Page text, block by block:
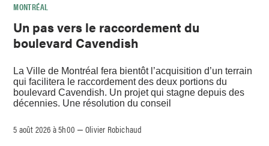
MONTRÉAL
Un pas vers le raccordement du
boulevard Cavendish
La Ville de Montréal fera bientôt l’acquisition d’un terrain
qui facilitera le raccordement des deux portions du
boulevard Cavendish. Un projet qui stagne depuis des
décennies. Une résolution du conseil
5 août 2026 à 5h00 –Olivier Robichaud